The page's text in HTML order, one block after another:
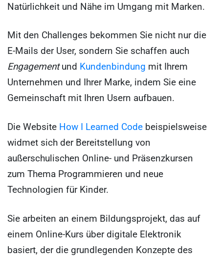
Natürlichkeit und Nähe im Umgang mit Marken.
Mit den Challenges bekommen Sie nicht nur die
E-Mails der User, sondern Sie schaffen auch
Engagementund Kundenbindung mit Ihrem
Unternehmen und Ihrer Marke, indem Sie eine
Gemeinschaft mit Ihren Usern aufbauen.
Die Website How I Learned Code beispielsweise
widmet sich der Bereitstellung von
außerschulischen Online- und Präsenzkursen
zum Thema Programmieren und neue
Technologien für Kinder.
Sie arbeiten an einem Bildungsprojekt, das auf
einem Online-Kurs über digitale Elektronik
basiert, der die grundlegenden Konzepte des